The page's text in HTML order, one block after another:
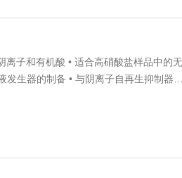
子和有机酸 • 适合高硝酸盐样品中的
发生器的制备 • 与阴离子自再生抑制器